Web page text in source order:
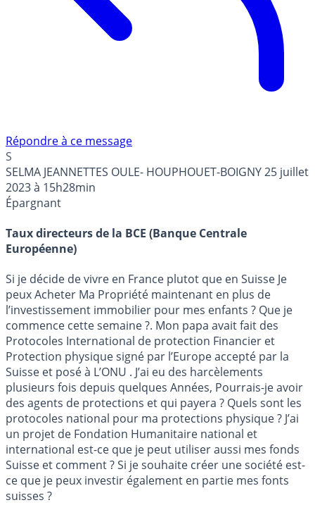
Répondre à ce message
S
SELMA JEANNETTES OULE- HOUPHOUET-BOIGNY25 juillet
2023 à 15h28min
Épargnant
Taux directeurs de la BCE (Banque Centrale
Européenne)
Si je décide de vivre en France plutot que en Suisse Je
peux Acheter Ma Propriété maintenant en plus de
l’investissement immobilier pour mes enfants ? Que je
commence cette semaine ?. Mon papa avait fait des
Protocoles International de protection Financier et
Protection physique signé par l’Europe accepté par la
Suisse et posé à L’ONU . J’ai eu des harcèlements
plusieurs fois depuis quelques Années, Pourrais-je avoir
des agents de protections et qui payera ? Quels sont les
protocoles national pour ma protections physique ? J’ai
un projet de Fondation Humanitaire national et
international est-ce que je peut utiliser aussi mes fonds
Suisse et comment ? Si je souhaite créer une société est-
ce que je peux investir également en partie mes fonts
suisses ?